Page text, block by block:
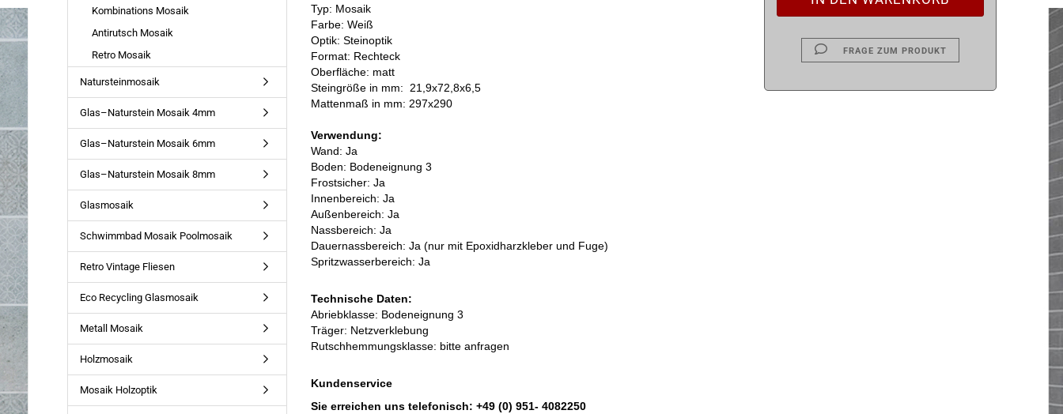
FRAGE ZUM PRODUKT
Typ: Mosaik
Farbe: Weiß
Optik: Steinoptik
Format: Rechteck
Oberfläche: matt
Steingröße in mm:
21,9x72,8x6,5
Mattenmaß in mm: 297x290
Verwendung:
Wand: Ja
Boden: Bodeneignung 3
Frostsicher: Ja
Innenbereich: Ja
Außenbereich: Ja
Nassbereich: Ja
Dauernassbereich: Ja (nur mit Epoxidharzkleber und Fuge)
Spritzwasserbereich: Ja
Technische Daten:
Abriebklasse: Bodeneignung 3
Träger: Netzverklebung
Rutschhemmungsklasse: bitte anfragen
Kundenservice
Sie erreichen uns telefonisch: +49 (0) 951- 4082250
Kombinations Mosaik
Antirutsch Mosaik
Retro Mosaik
Natursteinmosaik
Glas–Naturstein Mosaik 4mm
Glas–Naturstein Mosaik 6mm
Glas–Naturstein Mosaik 8mm
Glasmosaik
Schwimmbad Mosaik Poolmosaik
Retro Vintage Fliesen
Eco Recycling Glasmosaik
Metall Mosaik
Holzmosaik
Mosaik Holzoptik